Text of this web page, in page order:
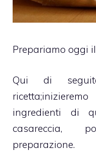
Prepariamo oggi il
Qui di
ingredienti di
casareccia,
preparazione.